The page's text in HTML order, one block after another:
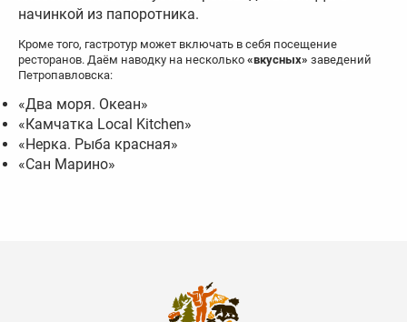
начинкой из папоротника.
Кроме того, гастротур может включать в себя посещение
ресторанов. Даём наводку на несколько «вкусных» заведений
Петропавловска:
«Два моря. Океан»
«Камчатка Local Kitchen»
«Нерка. Рыба красная»
«Сан Марино»